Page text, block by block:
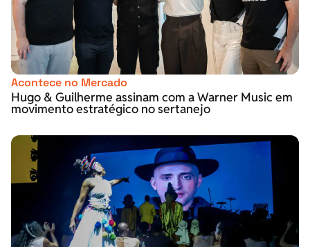
Acontece no Mercado
Hugo & Guilherme assinam com a Warner Music em
movimento estratégico no sertanejo